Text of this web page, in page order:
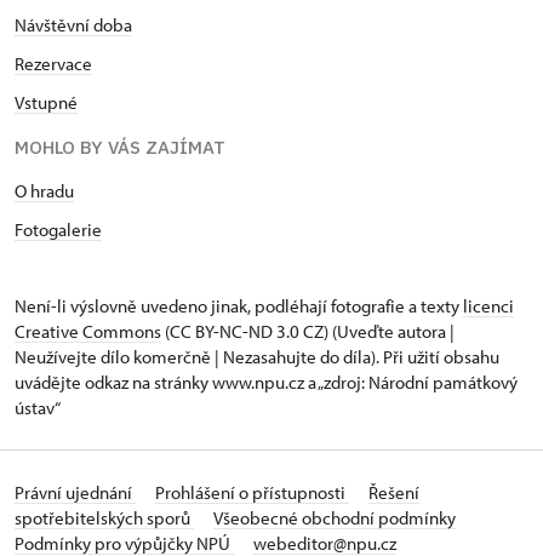
Návštěvní doba
Rezervace
Vstupné
MOHLO BY VÁS ZAJÍMAT
O hradu
Fotogalerie
Není-li výslovně uvedeno jinak, podléhají fotografie a texty licenci
Creative Commons (CC BY-NC-ND 3.0 CZ) (Uveďte autora |
Neužívejte dílo komerčně | Nezasahujte do díla). Při užití obsahu
uvádějte odkaz na stránky www.npu.cz a „zdroj: Národní památkový
ústav“
Právní ujednání Prohlášení o přístupnosti
Řešení
spotřebitelských sporů
Všeobecné obchodní podmínky
Podmínky pro výpůjčky NPÚ
webeditor@npu.cz